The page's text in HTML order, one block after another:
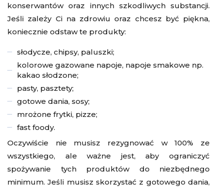
konserwantów oraz innych szkodliwych substancji.
Jeśli zależy Ci na zdrowiu oraz chcesz być piękna,
koniecznie odstaw te produkty:
słodycze, chipsy, paluszki;
kolorowe gazowane napoje, napoje smakowe np.
kakao słodzone;
pasty, pasztety;
gotowe dania, sosy;
mrożone frytki, pizze;
fast foody.
Oczywiście nie musisz rezygnować w 100% ze
wszystkiego, ale ważne jest, aby ograniczyć
spożywanie tych produktów do niezbędnego
minimum. Jeśli musisz skorzystać z gotowego dania,